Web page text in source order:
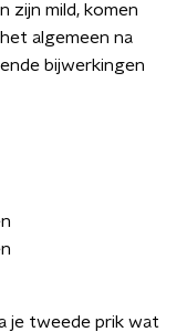
zijn mild, komen
algemeen na
bijwerkingen
je tweede prik wat